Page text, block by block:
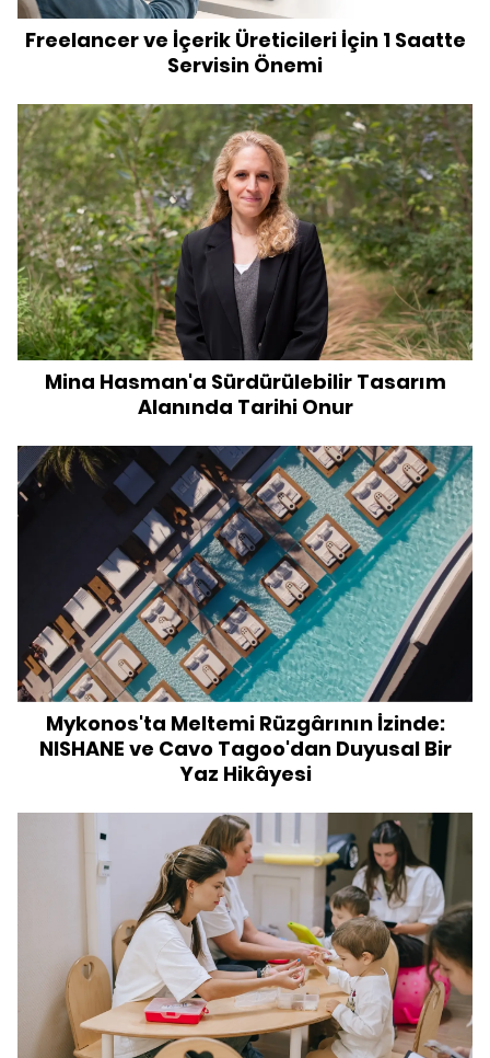
Freelancer ve İçerik Üreticileri İçin 1 Saatte
Servisin Önemi
Mina Hasman'a Sürdürülebilir Tasarım
Alanında Tarihi Onur
Mykonos'ta Meltemi Rüzgârının İzinde:
NISHANE ve Cavo Tagoo'dan Duyusal Bir
Yaz Hikâyesi